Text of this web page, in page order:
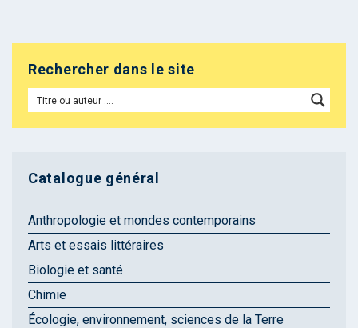
Rechercher dans le site
Catalogue général
Anthropologie et mondes contemporains
Arts et essais littéraires
Biologie et santé
Chimie
Écologie, environnement, sciences de la Terre